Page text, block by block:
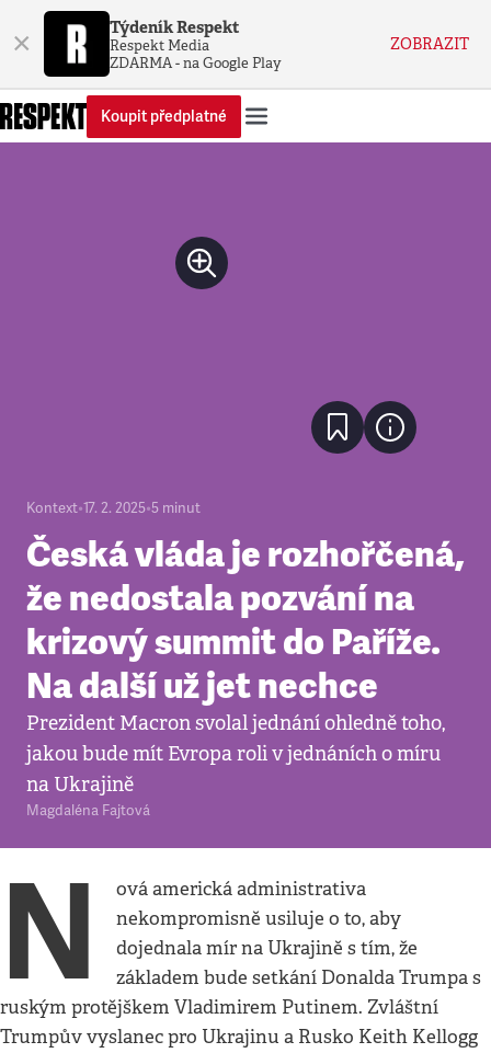
× Týdeník Respekt
Respekt Media
ZDARMA - na Google Play
ZOBRAZIT
Koupit předplatné
Kontext•17. 2. 2025•5 minut
Česká vláda je rozhořčená,
že nedostala pozvání na
krizový summit do Paříže.
Na další už jet nechce
Prezident Macron svolal jednání ohledně toho,
jakou bude mít Evropa roli v jednáních o míru
na Ukrajině
Magdaléna Fajtová
N
ová americká administrativa
nekompromisně usiluje o to, aby
dojednala mír na Ukrajině s tím, že
základem bude setkání Donalda Trumpa s
ruským protějškem Vladimirem Putinem. Zvláštní
Trumpův vyslanec pro Ukrajinu a Rusko Keith Kellogg